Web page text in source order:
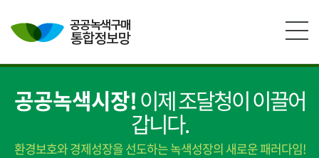
공공녹색시장!이제 조달청이 이끌어
갑니다.
환경보호와 경제성장을 선도하는 녹색성장의 새로운 패러다임!